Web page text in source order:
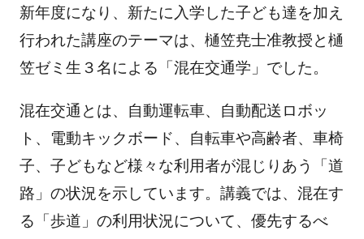
新年度になり、新たに入学した子ども達を加え
行われた講座のテーマは、樋笠尭士准教授と樋
笠ゼミ生３名による「混在交通学」でした。
混在交通とは、自動運転車、自動配送ロボッ
ト、電動キックボード、自転車や高齢者、車椅
子、子どもなど様々な利用者が混じりあう「道
路」の状況を示しています。講義では、混在す
る「歩道」の利用状況について、優先するべ